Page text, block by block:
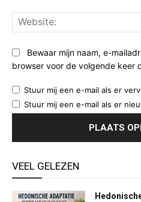
Bewaar mijn naam, e-
browser voor de volgende keer
Stuur mij een e-mail als er
Stuur mij een e-mail als er
VEEL GELEZEN